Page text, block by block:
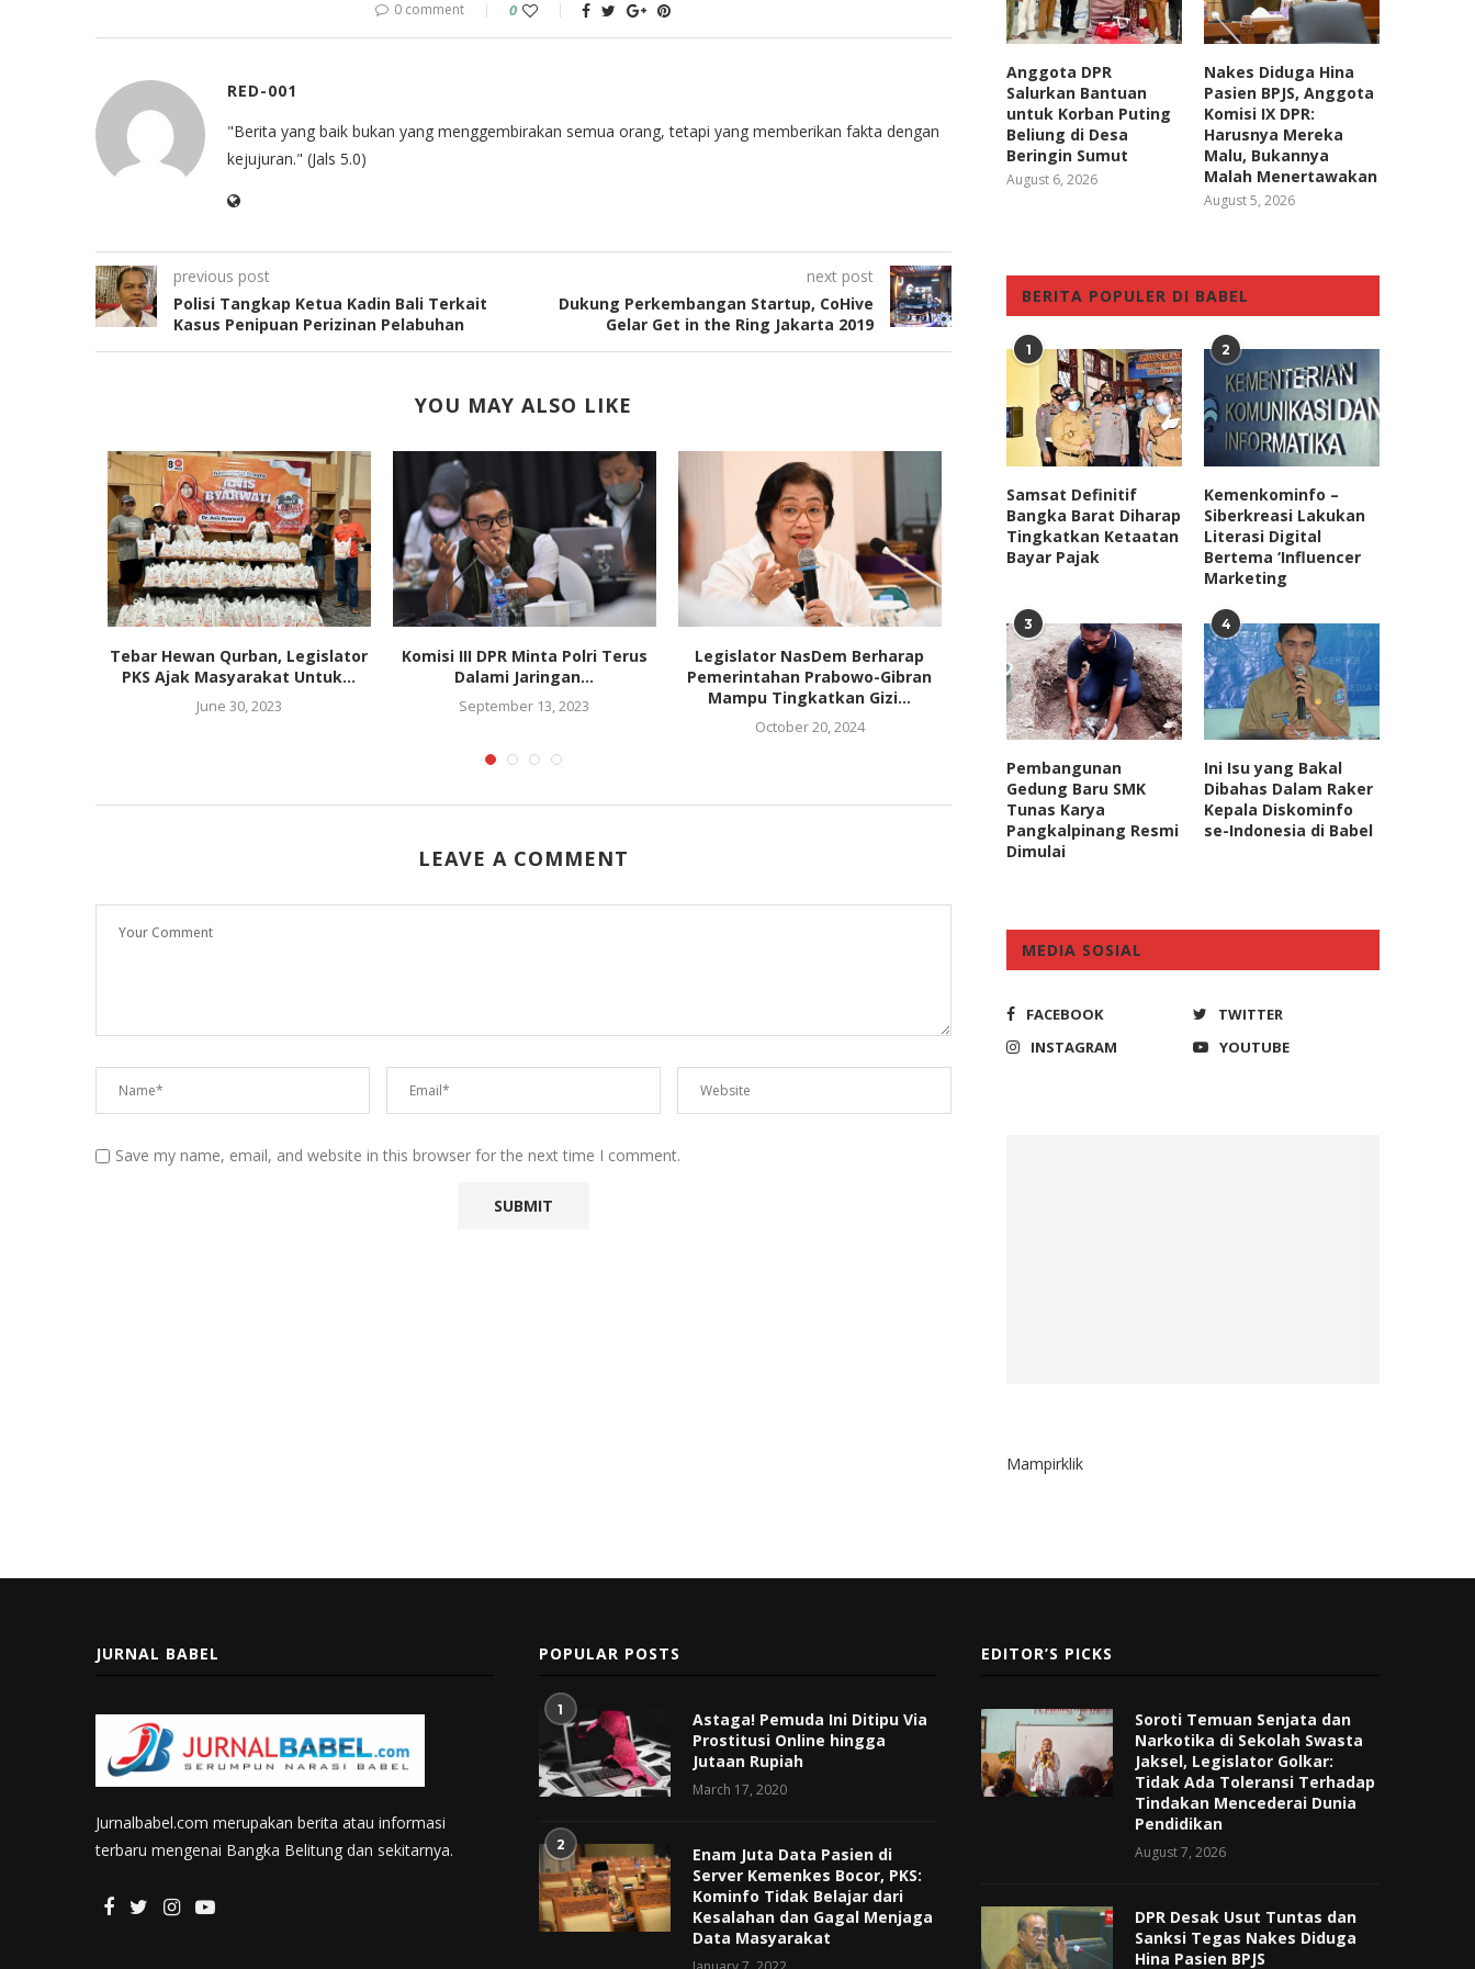
0 comment 0
RED-001
"Berita yang baik bukan yang menggembirakan semua orang, tetapi yang memberikan fakta dengan
kejujuran." (Jals 5.0)
previous post
Polisi Tangkap Ketua Kadin Bali Terkait
Kasus Penipuan Perizinan Pelabuhan
next post
Dukung Perkembangan Startup, CoHive
Gelar Get in the Ring Jakarta 2019
YOU MAY ALSO LIKE
Tebar Hewan Qurban, Legislator
PKS Ajak Masyarakat Untuk...
June 30, 2023
Komisi III DPR Minta Polri Terus
Dalami Jaringan...
September 13, 2023
Legislator NasDem Berharap
Pemerintahan Prabowo-Gibran
Mampu Tingkatkan Gizi...
October 20, 2024
Anggota Komisi I DPR Sebut
Pemberantasan Pinjol Ilegal...
October 16, 2021
Anggota Komisi XI DPR
Pelayanan Buruk Bank...
April 29, 2025
LEAVE A COMMENT
Save my name, email, and website in this browser for the next time I comment.
Anggota DPR
Salurkan Bantuan
untuk Korban Puting
Beliung di Desa
Beringin Sumut
August 6, 2026
Nakes Diduga Hina
Pasien BPJS, Anggota
Komisi IX DPR:
Harusnya Mereka
Malu, Bukannya
Malah Menertawakan
August 5, 2026
BERITA POPULER DI BABEL
1
Samsat Definitif
Bangka Barat Diharap
Tingkatkan Ketaatan
Bayar Pajak
2
Kemenkominfo –
Siberkreasi Lakukan
Literasi Digital
Bertema ‘Influencer
Marketing
3
Pembangunan
Gedung Baru SMK
Tunas Karya
Pangkalpinang Resmi
Dimulai
4
Ini Isu yang Bakal
Dibahas Dalam Raker
Kepala Diskominfo
se-Indonesia di Babel
MEDIA SOSIAL
FACEBOOK
TWITTER
INSTAGRAM
YOUTUBE
Mampirklik
JURNAL BABEL
Jurnalbabel.com merupakan berita atau informasi
terbaru mengenai Bangka Belitung dan sekitarnya.
POPULAR POSTS
1
Astaga! Pemuda Ini Ditipu Via
Prostitusi Online hingga
Jutaan Rupiah
March 17, 2020
2
Enam Juta Data Pasien di
Server Kemenkes Bocor, PKS:
Kominfo Tidak Belajar dari
Kesalahan dan Gagal Menjaga
Data Masyarakat
EDITOR’S PICKS
Soroti Temuan Senjata dan
Narkotika di Sekolah Swasta
Jaksel, Legislator Golkar:
Tidak Ada Toleransi Terhadap
Tindakan Mencederai Dunia
Pendidikan
August 7, 2026
DPR Desak Usut Tuntas dan
Sanksi Tegas Nakes Diduga
Hina Pasien BPJS